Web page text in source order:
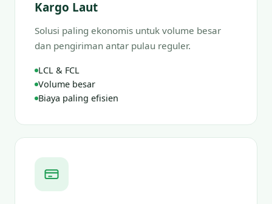
Kargo Laut
Solusi paling ekonomis untuk volume besar
dan pengiriman antar pulau reguler.
LCL & FCL
Volume besar
Biaya paling efisien